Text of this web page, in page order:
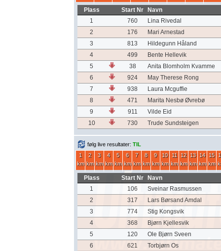
Plass Start Nr
Navn
1
760
Lina Rivedal
2
176
Mari Arnestad
3
813
Hildegunn Håland
4
499
Bente Hellevik
5
38
Anita Blomholm Kvamme
6
924
May Therese Rong
7
938
Laura Mcguffie
8
471
Marita Nesbø Øvrebø
9
911
Vilde Eid
10
730 Trude Sundsteigen
følg live resultater: TIL
1
km
2
km
3
km
4
km
5
km
6
km
7
km
8
km
9
km
10
km
11
km
12
km
13
km
14
km
15
km
Plass Start Nr
Navn
1
106
Sveinar Rasmussen
2
317
Lars Børsand Amdal
3
774
Stig Kongsvik
4
368
Bjørn Kjellesvik
5
120
Ole Bjørn Sveen
6
621
Torbjørn Os